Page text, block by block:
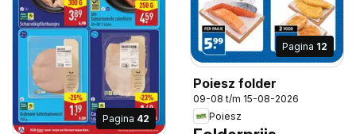
Pagina 42
Pagina 12
Poiesz folder
09-08 t/m 15-08-2026
Poiesz